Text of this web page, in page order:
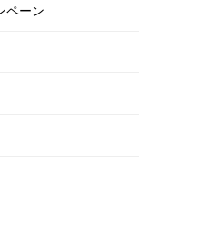
ペーン